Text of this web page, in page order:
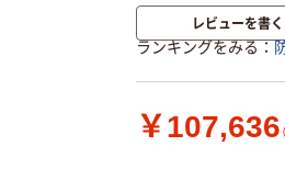
レビューを書く
ランキングをみる
￥107,636